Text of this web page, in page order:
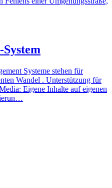
Systeme stehen für
Wandel . Unterstützung für
Eigene Inhalte auf eigenen